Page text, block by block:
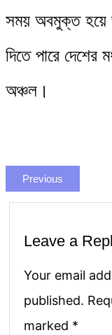
সময় অবমুক্ত হয়ে
দিতে পারে
অঞ্চল।
Previous
Leave a
Your email
published.
marked *